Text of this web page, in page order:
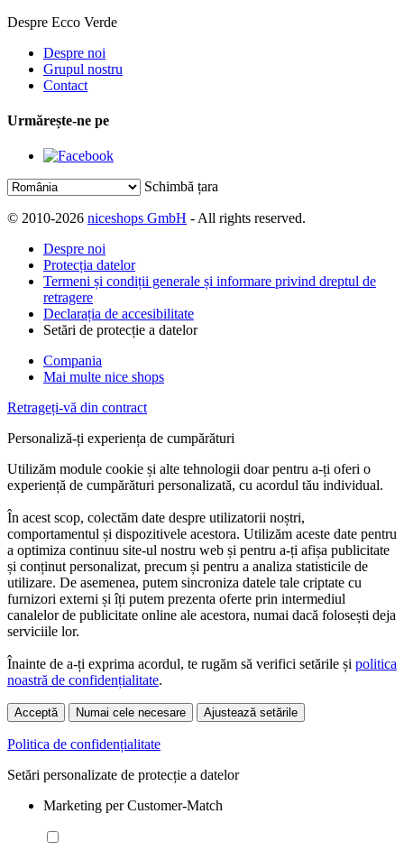
Despre Ecco Verde
Despre noi
Grupul nostru
Contact
Urmărește-ne pe
Schimbă țara
© 2010-2026 niceshops GmbH - All rights reserved.
Despre noi
Protecția datelor
Termeni și condiții generale și informare privind dreptul de
retragere
Declarația de accesibilitate
Setări de protecție a datelor
Compania
Mai multe nice shops
Retrageți-vă din contract
Personaliză-ți experiența de cumpărături
Utilizăm module cookie și alte tehnologii doar pentru a-ți oferi o
experiență de cumpărături personalizată, cu acordul tău individual.
În acest scop, colectăm date despre utilizatorii noștri,
comportamentul și dispozitivele acestora. Utilizăm aceste date pentru
a optimiza continuu site-ul nostru web și pentru a-ți afișa publicitate
și conținut personalizat, precum și pentru a analiza statisticile de
utilizare. De asemenea, putem sincroniza datele tale criptate cu
furnizori externi și îți putem prezenta oferte prin intermediul
canalelor de publicitate online ale acestora, numai dacă folosești deja
serviciile lor.
Înainte de a-ți exprima acordul, te rugăm să verifici setările și politica
noastră de confidențialitate.
Acceptă Numai cele necesare Ajustează setările
Politica de confidențialitate
Setări personalizate de protecție a datelor
Marketing per Customer-Match